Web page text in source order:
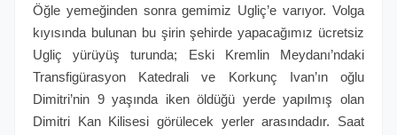
Öğle yemeğinden sonra gemimiz Ugliç’e varıyor. Volga
kıyısında bulunan bu şirin şehirde yapacağımız ücretsiz
Ugliç yürüyüş turunda; Eski Kremlin Meydanı’ndaki
Transfigürasyon Katedrali ve Korkunç Ivan’ın oğlu
Dimitri’nin 9 yaşında iken öldüğü yerde yapılmış olan
Dimitri Kan Kilisesi görülecek yerler arasındadır. Saat